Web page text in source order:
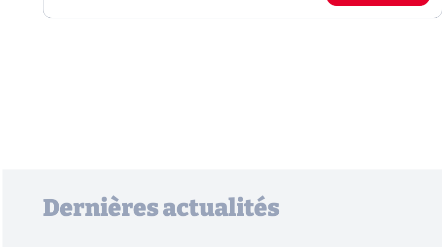
Dernières actualités